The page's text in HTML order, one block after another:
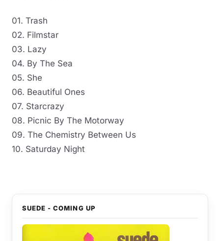
01. Trash
02. Filmstar
03. Lazy
04. By The Sea
05. She
06. Beautiful Ones
07. Starcrazy
08. Picnic By The Motorway
09. The Chemistry Between Us
10. Saturday Night
SUEDE - COMING UP